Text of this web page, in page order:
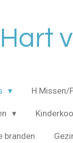
H.Missen/
branden